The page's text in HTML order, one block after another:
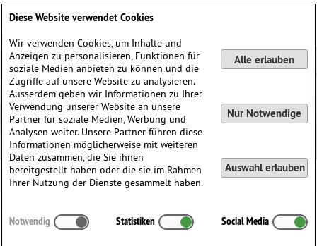
Notenbüchlein (1722)
Diese Website verwendet Cookies
Wir verwenden Cookies, um Inhalte und
Anzeigen zu personalisieren, Funktionen für
soziale Medien anbieten zu können und die
Zugriffe auf unsere Website zu analysieren.
Ausserdem geben wir Informationen zu Ihrer
Verwendung unserer Website an unsere
Partner für soziale Medien, Werbung und
Analysen weiter. Unsere Partner führen diese
Informationen möglicherweise mit weiteren
Daten zusammen, die Sie ihnen
bereitgestellt haben oder die sie im Rahmen
Ihrer Nutzung der Dienste gesammelt haben.
Alle erlauben
Nur Notwendige
Auswahl erlauben
Notwendig Statistiken Social Media